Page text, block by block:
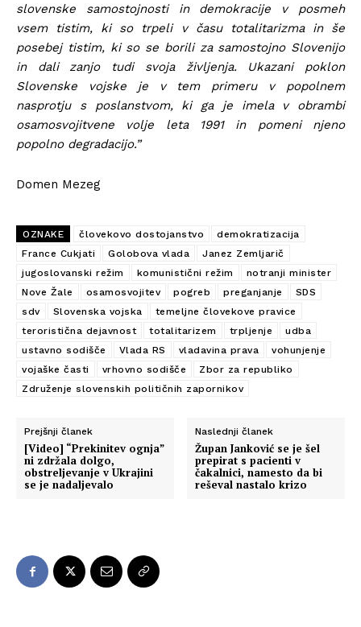
slovenske samostojnosti in demokracije v posmeh
vsem tistim, ki so trpeli v času totalitarizma in še
posebej tistim, ki so se borili za samostojno Slovenijo
in dali zanjo tudi svoja življenja. Ukazani poklon
Slovenske vojske je v tem primeru v popolnem
nasprotju s poslanstvom, ki ga je imela v obrambi
osamosvojitvene volje leta 1991 in pomeni njeno
popolno degradacijo.”
Domen Mezeg
OZNAKE človekovo dostojanstvo
demokratizacija
France Cukjati
Golobova vlada
Janez Zemljarič
jugoslovanski režim
komunistični režim
notranji minister
Nove Žale
osamosvojitev pogreb preganjanje
SDS
sdv
Slovenska vojska
temeljne človekove pravice
teroristična dejavnost
totalitarizem trpljenje
udba
ustavno sodišče
Vlada RS vladavina prava
vohunjenje
vojaške časti
vrhovno sodišče
Zbor za republiko
Združenje slovenskih političnih zapornikov
Prejšnji članek
[Video] “Prekinitev ognja”
ni zdržala dolgo,
obstreljevanje v Ukrajini
se je nadaljevalo
Naslednji članek
Župan Janković se je šel
prepirat s pacienti v
čakalnici, namesto da bi
reševal nastalo krizo